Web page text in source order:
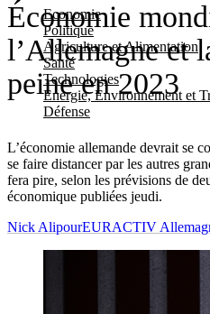
Economie
Politique
Agriculture et Alimentation
Santé
Technologies
Energie, Environnement et
Défense
Économie
l’Allemagne et
peine en 2023
L’économie allemande devrait se
se faire distancer par les autres
fera pire, selon les prévisions de
économique publiées jeudi.
Nick AlipourEURACTIV